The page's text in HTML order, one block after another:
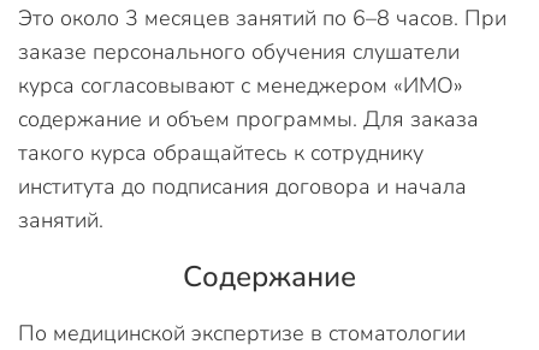
Это около 3 месяцев занятий по 6–8 часов. При
заказе персонального обучения слушатели
курса согласовывают с менеджером «ИМО»
содержание и объем программы. Для заказа
такого курса обращайтесь к сотруднику
института до подписания договора и начала
занятий.
Содержание
По медицинской экспертизе в стоматологии